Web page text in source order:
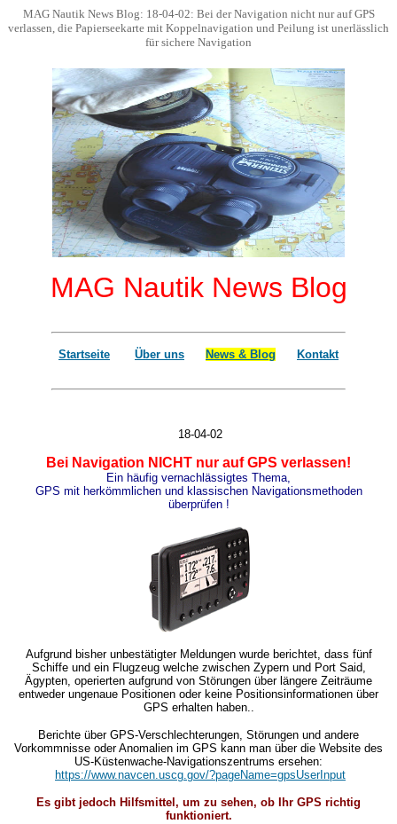
MAG Nautik News Blog: 18-04-02: Bei der Navigation nicht nur auf GPS
verlassen, die Papierseekarte mit Koppelnavigation und Peilung ist unerlässlich
für sichere Navigation
MAG Nautik News Blog
Startseite Über uns News & Blog Kontakt
18-04-02
Bei Navigation NICHT nur auf GPS verlassen!
Ein häufig vernachlässigtes Thema,
GPS mit herkömmlichen und klassischen Navigationsmethoden
überprüfen !
Aufgrund bisher unbestätigter Meldungen wurde berichtet, dass fünf
Schiffe und ein Flugzeug welche zwischen Zypern und Port Said,
Ägypten, operierten aufgrund von Störungen über längere Zeiträume
entweder ungenaue Positionen oder keine Positionsinformationen über
GPS erhalten haben..
Berichte über GPS-Verschlechterungen, Störungen und andere
Vorkommnisse oder Anomalien im GPS kann man über die Website des
US-Küstenwache-Navigationszentrums ersehen:
https://www.navcen.uscg.gov/?pageName=gpsUserInput
Es gibt jedoch Hilfsmittel, um zu sehen, ob Ihr GPS richtig
funktioniert.